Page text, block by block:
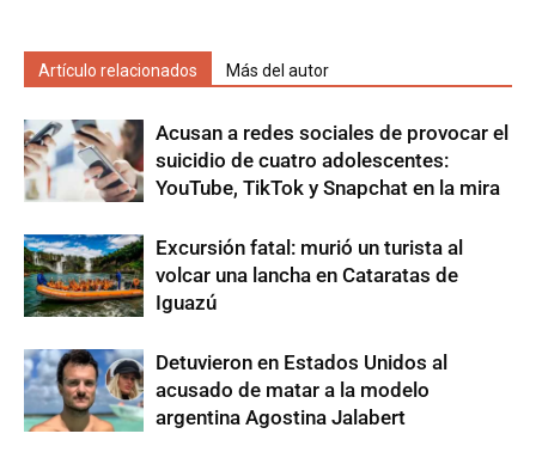
Artículo relacionados Más del autor
Acusan a redes sociales de provocar el
suicidio de cuatro adolescentes:
YouTube, TikTok y Snapchat en la mira
Excursión fatal: murió un turista al
volcar una lancha en Cataratas de
Iguazú
Detuvieron en Estados Unidos al
acusado de matar a la modelo
argentina Agostina Jalabert